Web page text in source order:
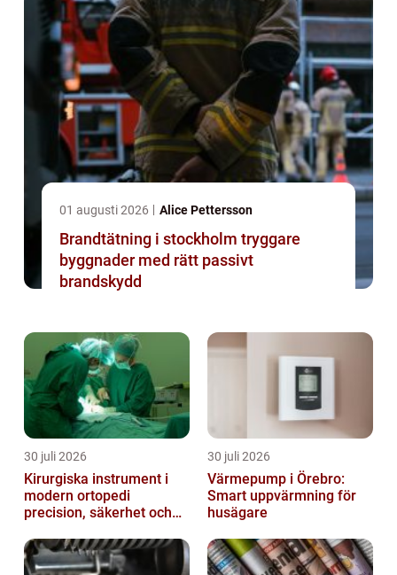
01 augusti 2026 Alice Pettersson
Brandtätning i stockholm tryggare
byggnader med rätt passivt
brandskydd
30 juli 2026
Kirurgiska instrument i
modern ortopedi
precision, säkerhet och
30 juli 2026
Värmepump i Örebro:
Smart uppvärmning för
husägare